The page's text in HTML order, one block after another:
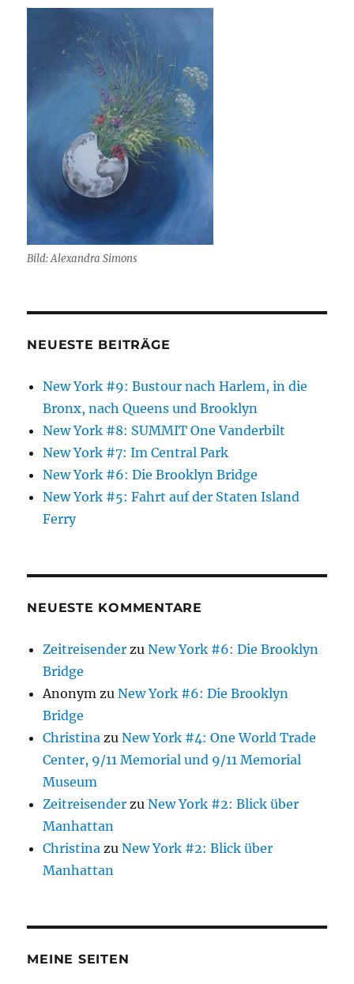
Bild: Alexandra Simons
NEUESTE BEITRÄGE
New York #9: Bustour nach Harlem, in die
Bronx, nach Queens und Brooklyn
New York #8: SUMMIT One Vanderbilt
New York #7: Im Central Park
New York #6: Die Brooklyn Bridge
New York #5: Fahrt auf der Staten Island
Ferry
NEUESTE KOMMENTARE
Zeitreisender zuNew York #6: Die Brooklyn
Bridge
Anonym zuNew York #6: Die Brooklyn
Bridge
Christina zuNew York #4: One World Trade
Center, 9/11 Memorial und 9/11 Memorial
Museum
Zeitreisender zuNew York #2: Blick über
Manhattan
Christina zuNew York #2: Blick über
Manhattan
MEINE SEITEN